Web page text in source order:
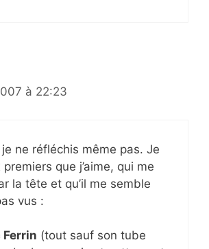
à 22:23
ne réfléchis même pas. Je
que j’aime, qui me
la tête et qu’il me semble
vus :
Ferrin (tout sauf son tube